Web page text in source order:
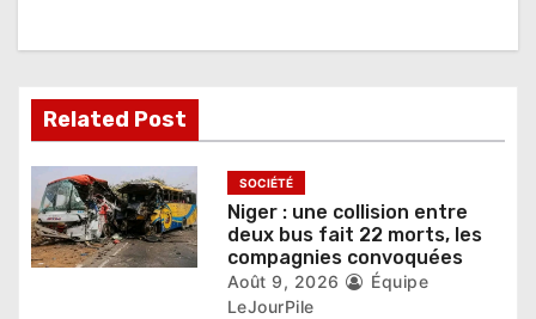
n
d
e
l
’
a
Related Post
SOCIÉTÉ
Niger : une collision entre
deux bus fait 22 morts, les
compagnies convoquées
Août 9, 2026
Équipe
LeJourPile